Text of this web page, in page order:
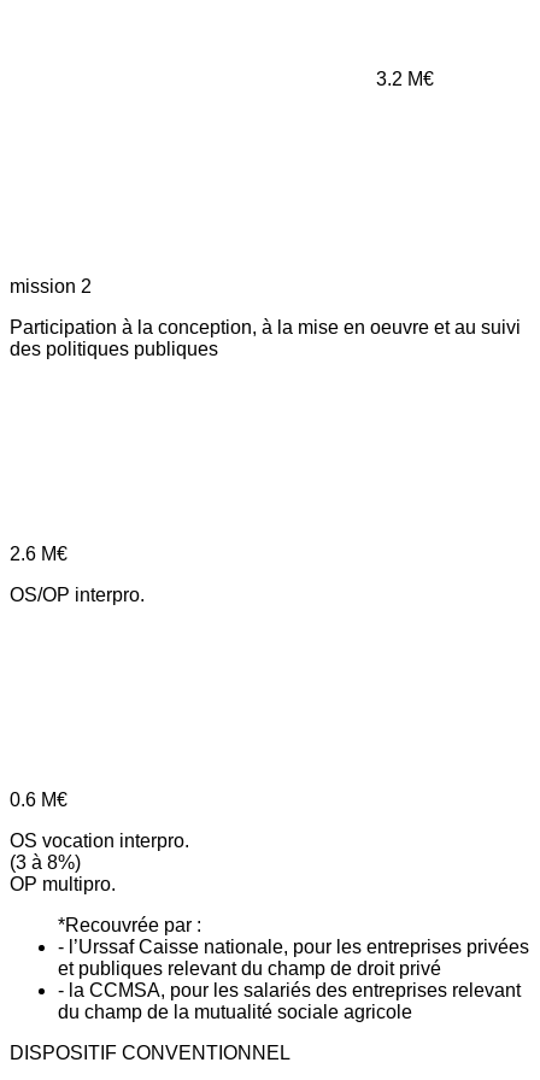
3.2 M€
mission 2
Participation à la conception, à la mise en oeuvre et au suivi
des politiques publiques
2.6 M€
OS/OP interpro.
0.6 M€
OS vocation interpro.
(3 à 8%)
OP multipro.
*Recouvrée par :
- l’Urssaf Caisse nationale, pour les entreprises privées
et publiques relevant du champ de droit privé
- la CCMSA, pour les salariés des entreprises relevant
du champ de la mutualité sociale agricole
DISPOSITIF CONVENTIONNEL